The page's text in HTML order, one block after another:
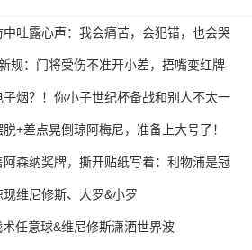
吐露心声：我会痛苦，会犯错，也会哭
规：门将受伤不准开小差，捂嘴变红牌
烟？！你小子世纪杯备战和别人不太一
+差点晃倒琼阿梅尼，准备上大号了！
森纳奖牌，撕开贴纸写着：利物浦是冠
维尼修斯、大罗&小罗
任意球&维尼修斯潇洒世界波